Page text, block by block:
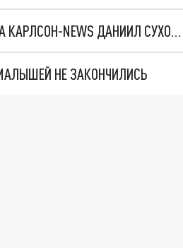
В ЗОНЕ СВО ПОГИБ ДОБРОВОЛЕЦ ИЗ МОСКВЫ И АВТОР КАНАЛА КАРЛСОН-NEWS ДАНИИЛ СУХОРУКОВ
НЕ ЗАКОНЧИЛИСЬ